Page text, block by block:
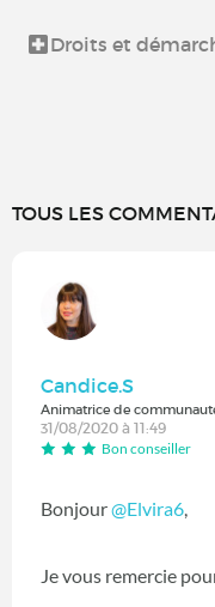
Droits et
TOUS LES
Candice.S
Animatrice de
31/08/2020 à 11:49
Bon conseiller
Bonjour@Elvira6‍,
Je vous remercie